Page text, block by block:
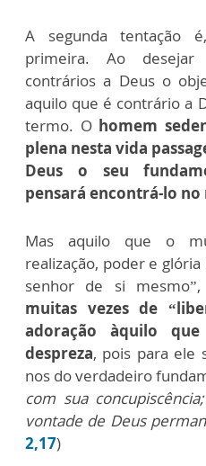
A segunda tentação
primeira. Ao
contrários a Deus o
aquilo que é contrário a
termo. O homem
plena nesta vida
Deus o seu
pensará encontrá-lo no
Mas aquilo que o
realização, poder e
senhor de si
muitas vezes de
adoração àquilo
despreza, pois para ele
nos do verdadeiro
com sua
vontade de Deus
2,17)